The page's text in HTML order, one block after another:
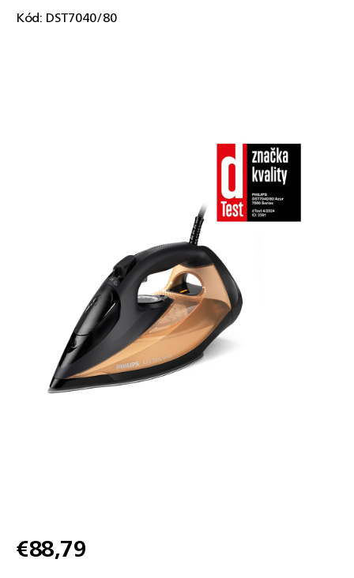
Kód: DST7040/80
€88,79